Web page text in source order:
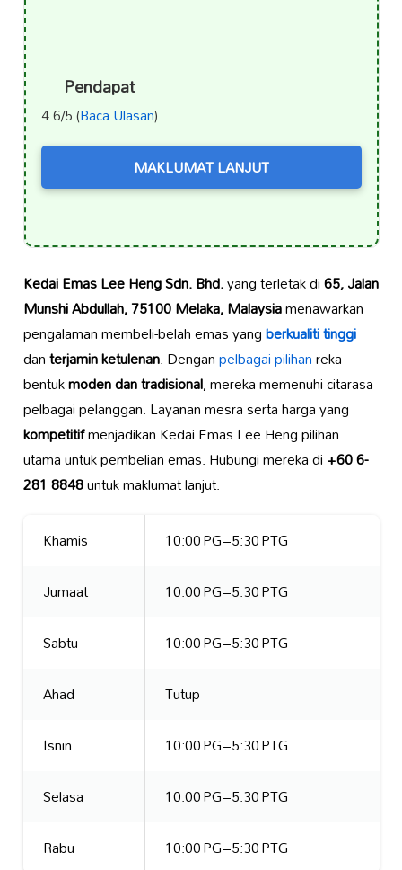
Pendapat
4.6/5 (Baca Ulasan)
MAKLUMAT LANJUT
Kedai Emas Lee Heng Sdn. Bhd.yang terletak di65, Jalan
Munshi Abdullah, 75100 Melaka, Malaysiamenawarkan
pengalaman membeli-belah emas yangberkualiti tinggi
danterjamin ketulenan. Denganpelbagai pilihanreka
bentukmoden dan tradisional, mereka memenuhi citarasa
pelbagai pelanggan. Layanan mesra serta harga yang
kompetitifmenjadikan Kedai Emas Lee Heng pilihan
utama untuk pembelian emas. Hubungi mereka di+60 6-
281 8848untuk maklumat lanjut.
Khamis
10:00 PG–5:30 PTG
Jumaat
10:00 PG–5:30 PTG
Sabtu
10:00 PG–5:30 PTG
Ahad
Tutup
Isnin
10:00 PG–5:30 PTG
Selasa
10:00 PG–5:30 PTG
Rabu
10:00 PG–5:30 PTG